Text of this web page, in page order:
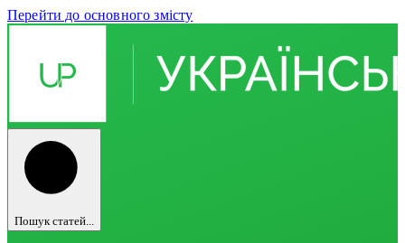
Перейти до основного змісту
Пошук статей...